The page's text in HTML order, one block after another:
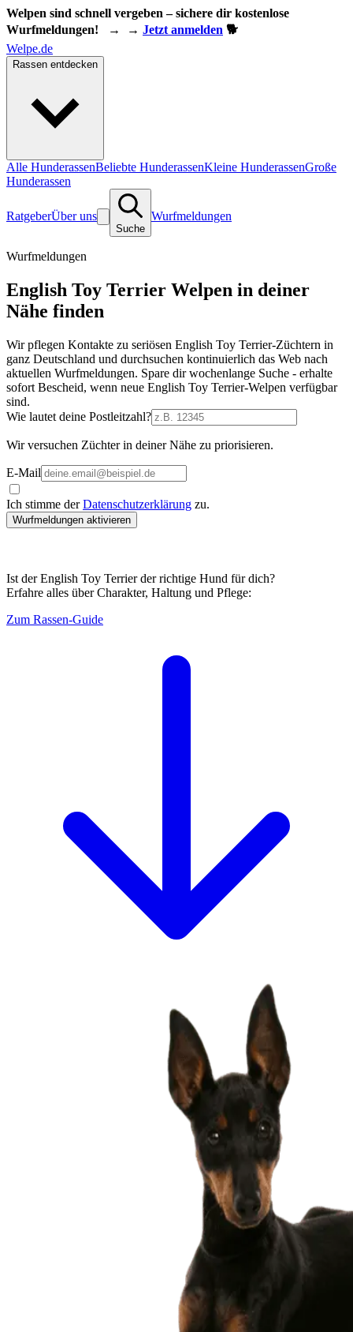
Welpen sind schnell vergeben – sichere dir kostenlose
Wurfmeldungen! → → Jetzt anmelden 🐕
Welpe.de
Rassen entdecken
Alle HunderassenBeliebte HunderassenKleine HunderassenGroße
Hunderassen
RatgeberÜber uns
Suche
Wurfmeldungen
Wurfmeldungen
English Toy Terrier Welpen in deiner
Nähe finden
Wir pflegen Kontakte zu seriösen English Toy Terrier-Züchtern in
ganz Deutschland und durchsuchen kontinuierlich das Web nach
aktuellen Wurfmeldungen. Spare dir wochenlange Suche - erhalte
sofort Bescheid, wenn neue English Toy Terrier-Welpen verfügbar
sind.
Wie lautet deine Postleitzahl?
Wir versuchen Züchter in deiner Nähe zu priorisieren.
E-Mail
Ich stimme derDatenschutzerklärung zu.
Wurfmeldungen aktivieren
Ist der English Toy Terrier der richtige Hund für dich?
Erfahre alles über Charakter, Haltung und Pflege:
Zum Rassen-Guide